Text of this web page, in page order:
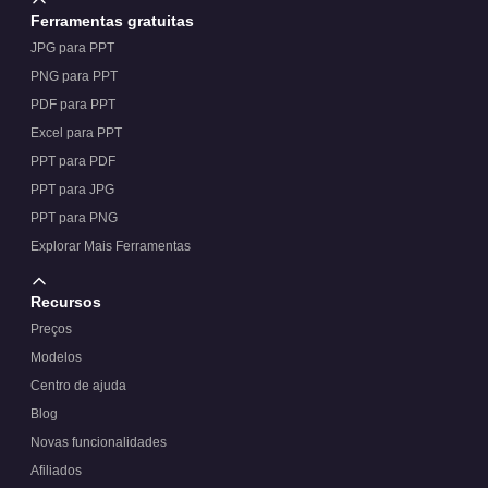
Ferramentas gratuitas
JPG para PPT
PNG para PPT
PDF para PPT
Excel para PPT
PPT para PDF
PPT para JPG
PPT para PNG
Explorar Mais Ferramentas
Recursos
Preços
Modelos
Centro de ajuda
Blog
Novas funcionalidades
Afiliados